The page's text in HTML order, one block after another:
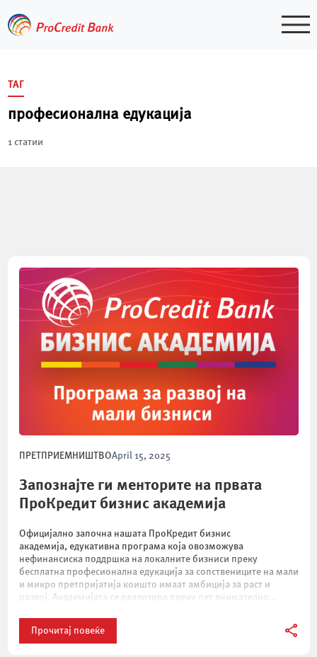
to
content
ТАГ
професионална едукација
1 статии
ПРЕТПРИЕМНИШТВОApril 15, 2025
Запознајте ги менторите на првата
ПроКредит бизнис академија
Официјално започна нашата ПроКредит бизнис
академија, едукативна програма која овозможува
нефинансиска поддршка на локалните бизниси преку
бесплатна професионална едукација за сопствениците на мали
и микро претпријатија коишто имаат амбиција за раст и
развој. Академијата се реализира преку пет внимателно
mindset”, финансиски концепти, дигитална трансформација и
Прочитај повеќе